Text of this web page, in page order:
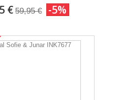
€ 59,95 € -5%